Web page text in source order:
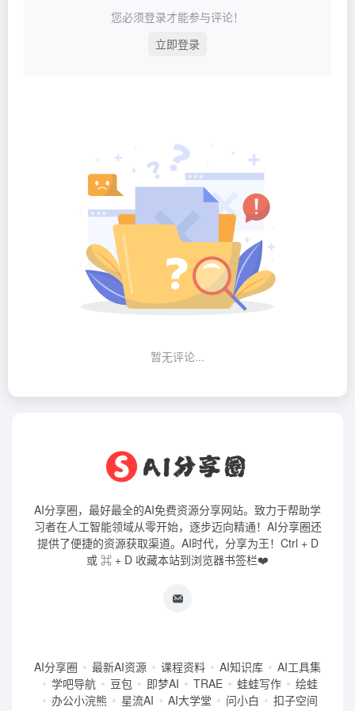
您必须登录才能参与评论！
立即登录
暂无评论...
AI分享圈，最好最全的AI免费资源分享网站。致力于帮助学
习者在人工智能领域从零开始，逐步迈向精通！AI分享圈还
提供了便捷的资源获取渠道。AI时代，分享为王！Ctrl + D
或 ⌘ + D 收藏本站到浏览器书签栏❤️
AI分享圈 最新AI资源 课程资料 AI知识库
AI工具集
学吧导航
豆包 即梦AI TRAE 蛙蛙写作
绘蛙
办公小浣熊
星流AI AI大学堂 问小白
扣子空间